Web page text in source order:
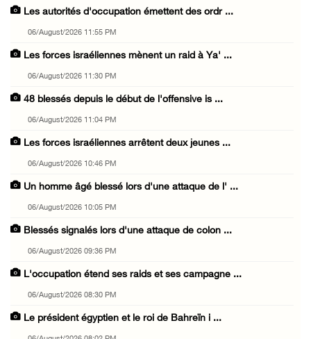
Les autorités d'occupation émettent des ordr ...
06/August/2026 11:55 PM
Les forces israéliennes mènent un raid à Ya' ...
06/August/2026 11:30 PM
48 blessés depuis le début de l'offensive is ...
06/August/2026 11:04 PM
Les forces israéliennes arrêtent deux jeunes ...
06/August/2026 10:46 PM
Un homme âgé blessé lors d'une attaque de l' ...
06/August/2026 10:05 PM
Blessés signalés lors d'une attaque de colon ...
06/August/2026 09:36 PM
L'occupation étend ses raids et ses campagne ...
06/August/2026 08:30 PM
Le président égyptien et le roi de Bahreïn i ...